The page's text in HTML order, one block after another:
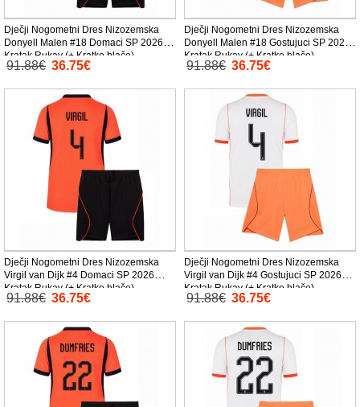
Dječji Nogometni Dres Nizozemska
Donyell Malen #18 Domaci SP 2026
Kratak Rukav (+ Kratke hlače)
91.88€ 36.75€
Dječji Nogometni Dres Nizozemska
Donyell Malen #18 Gostujuci SP 2026
Kratak Rukav (+ Kratke hlače)
91.88€ 36.75€
Dječji Nogometni Dres Nizozemska
Virgil van Dijk #4 Domaci SP 2026
Kratak Rukav (+ Kratke hlače)
91.88€ 36.75€
Dječji Nogometni Dres Nizozemska
Virgil van Dijk #4 Gostujuci SP 2026
Kratak Rukav (+ Kratke hlače)
91.88€ 36.75€